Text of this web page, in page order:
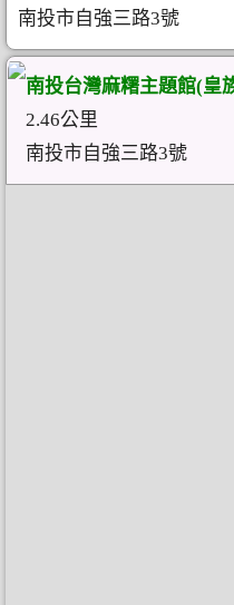
南投市自強三路3號
南投台灣麻糬主題館(皇
2.46公里
南投市自強三路3號